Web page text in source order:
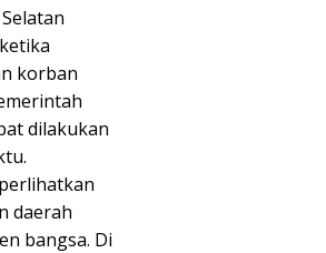
korban
dilakukan
daerah
bangsa. Di